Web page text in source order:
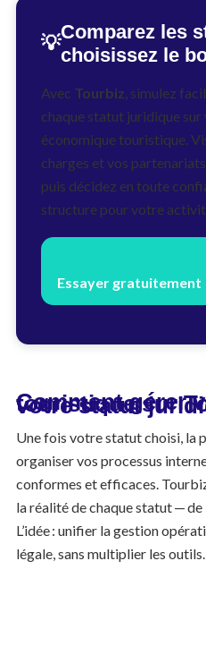
💡
Comparez les
choisissez le
Avec Tourbiz , simulez
chaque statut juridique
économique touristique.
charges et vos
puis décidez en toute
structure pour votre
Essayer gratuitement
Comment gérer votre activité touristique sur Tourbiz selon
Une fois votre statut choisi, la
organiser vos processus
conformes et efficaces.
la réalité de chaque statut —
L’idée : unifier la gestion
légale, sans multiplier les outils.